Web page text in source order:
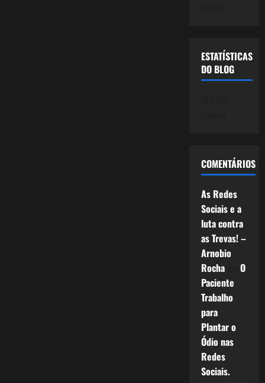
ESTATÍSTICAS
DO BLOG
COMENTÁRIOS
As Redes
Sociais e a
luta contra
as Trevas! –
Arnobio
Rochaem O
Paciente
Trabalho
para
Plantar o
Ódio nas
Redes
Sociais.